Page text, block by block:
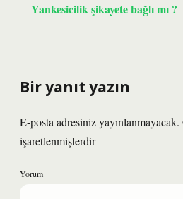
Yankesicilik şikayete bağlı mı ?
Bir yanıt yazın
E-posta adresiniz yayınlanmayacak.
işaretlenmişlerdir
Yorum